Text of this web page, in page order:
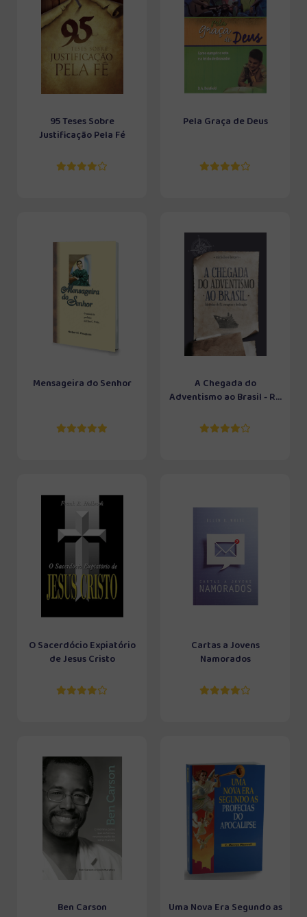
95 Teses Sobre
Justificação Pela Fé
Pela Graça de Deus
Mensageira do Senhor
A Chegada do
Adventismo ao Brasil - R...
O Sacerdócio Expiatório
de Jesus Cristo
Cartas a Jovens
Namorados
Ben Carson
Uma Nova Era Segundo as